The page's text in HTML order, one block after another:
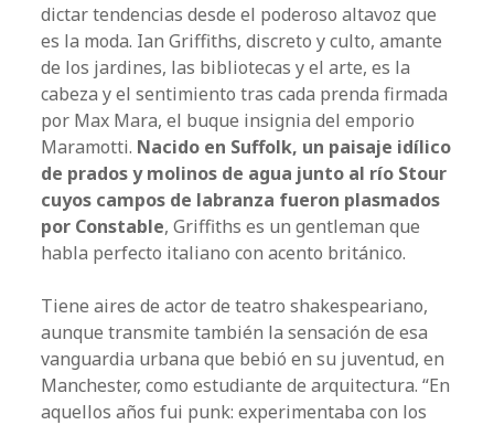
dictar tendencias desde el poderoso altavoz que
es la moda. Ian Griffiths, discreto y culto, amante
de los jardines, las bibliotecas y el arte, es la
cabeza y el sentimiento tras cada prenda firmada
por Max Mara, el buque insignia del emporio
Maramotti. Nacido en Suffolk, un paisaje idílico
de prados y molinos de agua junto al río Stour
cuyos campos de labranza fueron plasmados
por Constable, Griffiths es un gentleman que
habla perfecto italiano con acento británico.
Tiene aires de actor de teatro shakespeariano,
aunque transmite también la sensación de esa
vanguardia urbana que bebió en su juventud, en
Manchester, como estudiante de arquitectura. “En
aquellos años fui punk: experimentaba con los